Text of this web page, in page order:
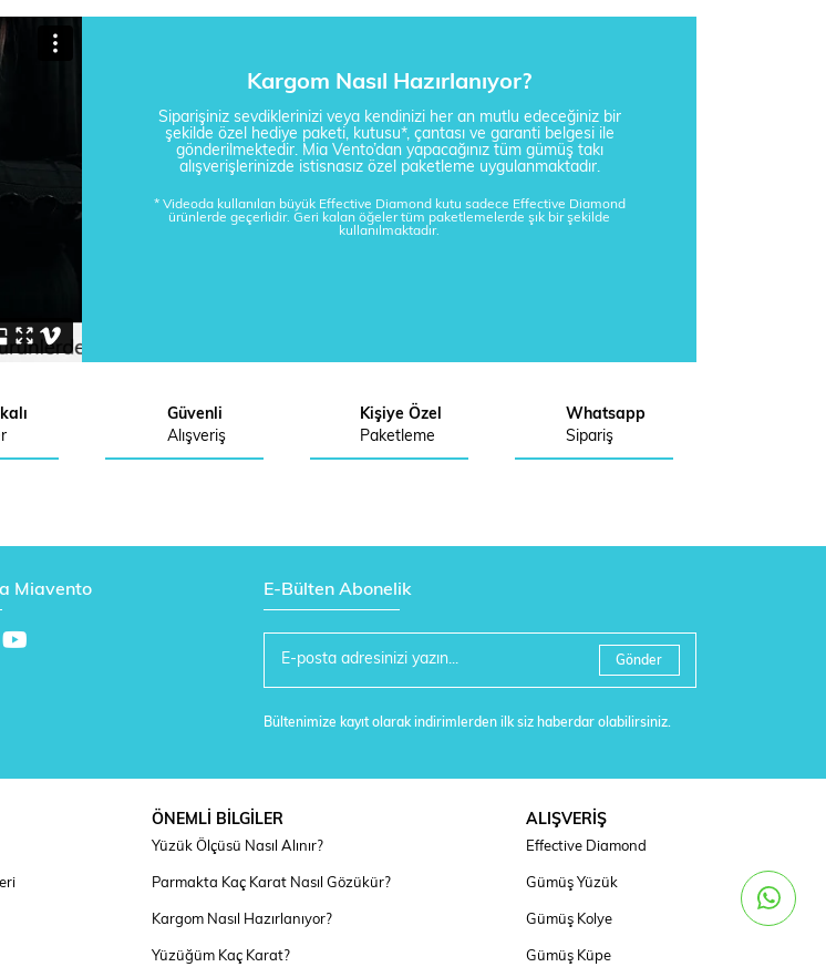
Kargom Nasıl Hazırlanıyor?
Siparişiniz sevdiklerinizi veya kendinizi her an mutlu edeceğiniz bir
şekilde özel hediye paketi, kutusu*, çantası ve garanti belgesi ile
gönderilmektedir. Mia Vento’dan yapacağınız tüm gümüş takı
alışverişlerinizde istisnasız özel paketleme uygulanmaktadır.
* Videoda kullanılan büyük Effective Diamond kutu sadece Effective Diamond
ürünlerde geçerlidir. Geri kalan öğeler tüm paketlemelerde şık bir şekilde
kullanılmaktadır.
Güvenli
Alışveriş
Kişiye Özel
Paketleme
Whatsapp
Sipariş
Miavento E-Bülten Abonelik
Gönder
Bültenimize kayıt olarak indirimlerden ilk siz haberdar olabilirsiniz.
ÖNEMLİ BİLGİLER
Yüzük Ölçüsü Nasıl Alınır?
Parmakta Kaç Karat Nasıl Gözükür?
Kargom Nasıl Hazırlanıyor?
Yüzüğüm Kaç Karat?
ALIŞVERİŞ
Effective Diamond
Gümüş Yüzük
Gümüş Kolye
Gümüş Küpe